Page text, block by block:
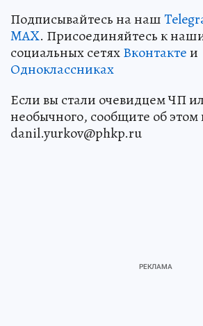
Подписывайтесь на наш
MAX. Присоединяйтесь к
социальных сетяхВконтактеи
Одноклассниках
Если вы стали очевидцем ЧП
необычного, сообщите об
danil.yurkov@phkp.ru